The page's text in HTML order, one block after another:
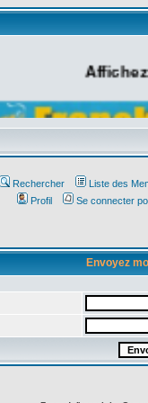
Rechercher
Liste des
Profil
Se connecter
Envoyez